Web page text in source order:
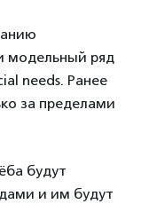
модельный ряд
needs. Ранее
за пределами
будут
и им будут